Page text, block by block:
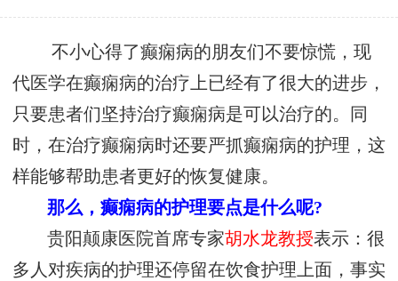
不小心得了癫痫病的朋友们不要惊慌，现
代医学在癫痫病的治疗上已经有了很大的进步，
只要患者们坚持治疗癫痫病是可以治疗的。同
时，在治疗癫痫病时还要严抓癫痫病的护理，这
样能够帮助患者更好的恢复健康。
那么，癫痫病的护理要点是什么呢?
贵阳颠康医院首席专家胡水龙教授表示：很
多人对疾病的护理还停留在饮食护理上面，事实